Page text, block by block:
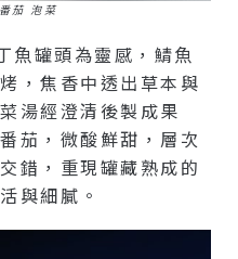
茄 泡菜
魚罐頭為靈感，鯖魚
，焦香中透出草本與
湯經澄清後製成果
茄，微酸鮮甜，層次
錯，重現罐藏熟成的
與細膩。